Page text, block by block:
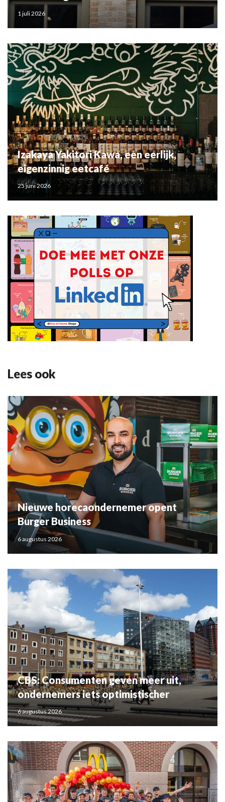
1 juli 2026
Izakaya Yakitori Kawa, een eerlijk,
eigenzinnig eetcafé
25 juni 2026
Lees ook
Nieuwe horecaondernemer opent
Burger Business
6 augustus 2026
CBS: Consumenten geven meer uit,
ondernemers iets optimistischer
6 augustus 2026